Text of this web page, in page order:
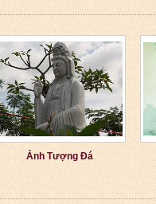
Ảnh Tượng Đá